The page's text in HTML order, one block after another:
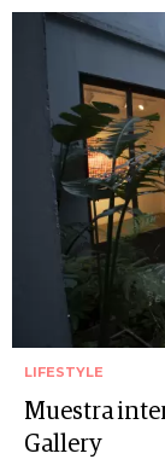
LIFESTYLE
Muestra
Gallery